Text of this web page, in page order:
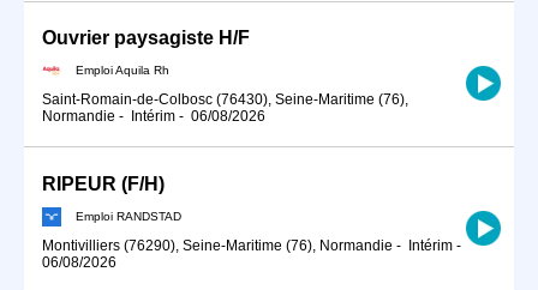
Ouvrier paysagiste H/F
Emploi Aquila Rh
Saint-Romain-de-Colbosc (76430), Seine-Maritime (76),
Normandie - Intérim - 06/08/2026
RIPEUR (F/H)
Emploi RANDSTAD
Montivilliers (76290), Seine-Maritime (76), Normandie - Intérim -
06/08/2026